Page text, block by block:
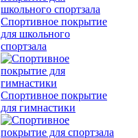
Спортивное покрытие
для школьного
спортзала
Спортивное покрытие
для гимнастики